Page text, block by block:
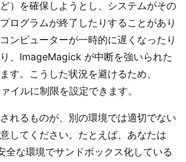
）を確保しようとし、システムがその
ログラムが終了したりすることがあり
ンピューターが一時的に遅くなったり
、ImageMagick が中断を強いられた
す。こうした状況を避けるため、
イルに制限を設定できます。
れるものが、別の環境では適切でない
してください。たとえば、あなたは
な環境でサンドボックス化している